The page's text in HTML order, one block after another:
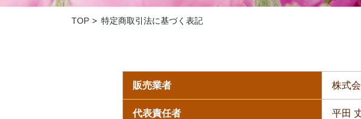
TOP 特定商取引法に基づく表記
販売業者 株式
代表責任者 平田